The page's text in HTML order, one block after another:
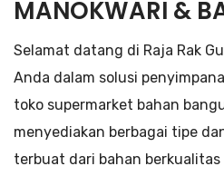
MANOKWARI &
Selamat datang di Raja Rak
Anda dalam solusi
toko supermarket bahan
menyediakan berbagai tipe
terbuat dari bahan